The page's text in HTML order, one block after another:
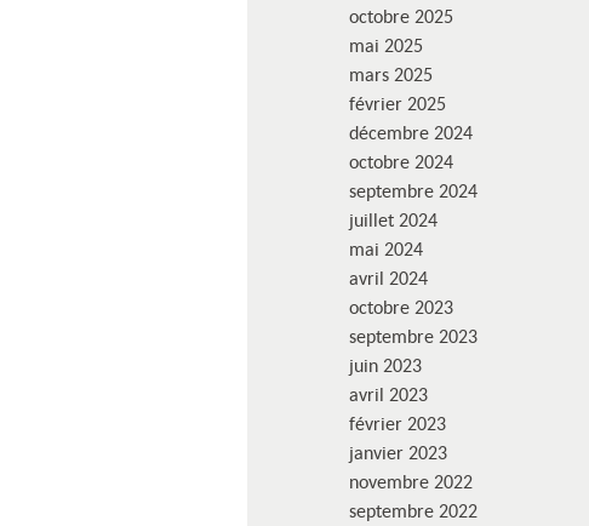
octobre 2025
mai 2025
mars 2025
février 2025
décembre 2024
octobre 2024
septembre 2024
juillet 2024
mai 2024
avril 2024
octobre 2023
septembre 2023
juin 2023
avril 2023
février 2023
janvier 2023
novembre 2022
septembre 2022